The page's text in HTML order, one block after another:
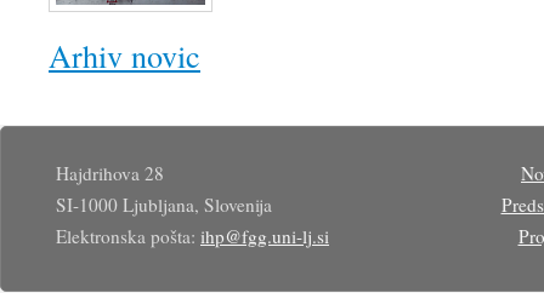
Arhiv novic
Hajdrihova 28
SI-1000 Ljubljana, Slovenija
Elektronska pošta: ihp@fgg.uni-lj.si